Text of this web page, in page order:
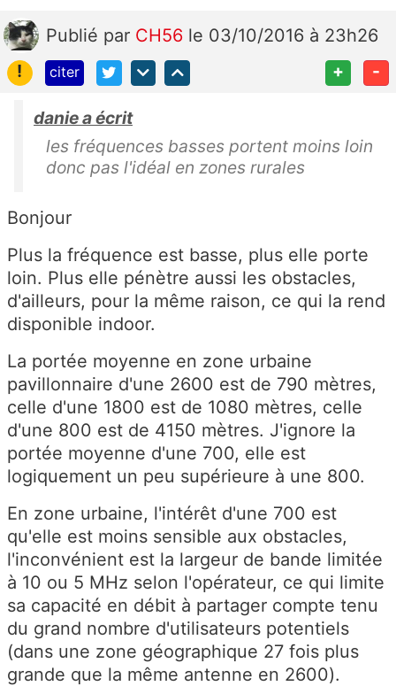
Publié par CH56 le 03/10/2016 à 23h26
!
citer + -
danie a écrit
les fréquences basses portent moins loin
donc pas l'idéal en zones rurales
Bonjour
Plus la fréquence est basse, plus elle porte
loin. Plus elle pénètre aussi les obstacles,
d'ailleurs, pour la même raison, ce qui la rend
disponible indoor.
La portée moyenne en zone urbaine
pavillonnaire d'une 2600 est de 790 mètres,
celle d'une 1800 est de 1080 mètres, celle
d'une 800 est de 4150 mètres. J'ignore la
portée moyenne d'une 700, elle est
logiquement un peu supérieure à une 800.
En zone urbaine, l'intérêt d'une 700 est
qu'elle est moins sensible aux obstacles,
l'inconvénient est la largeur de bande limitée
à 10 ou 5 MHz selon l'opérateur, ce qui limite
sa capacité en débit à partager compte tenu
du grand nombre d'utilisateurs potentiels
(dans une zone géographique 27 fois plus
grande que la même antenne en 2600).